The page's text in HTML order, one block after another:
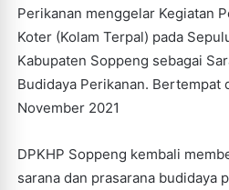
Perikanan menggelar Kegiatan
Koter (Kolam Terpal) pada
Kabupaten Soppeng sebagai
Budidaya Perikanan. Bertempat
November 2021
DPKHP Soppeng kembali
sarana dan prasarana budidaya